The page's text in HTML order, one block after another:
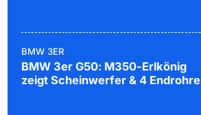
BMW 3ER
BMW 3er G50: M350-Erlkönig
zeigt Scheinwerfer & 4 Endrohre